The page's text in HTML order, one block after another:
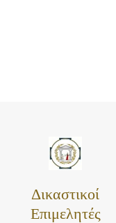
Δικαστικοί
Επιμελητές